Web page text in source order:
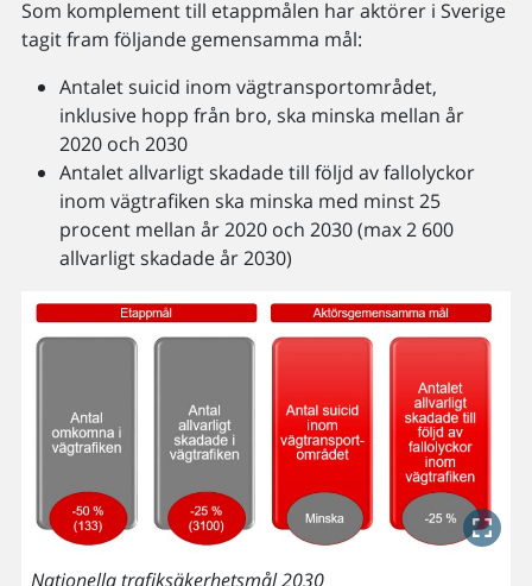
Som komplement till etappmålen har aktörer i Sverige
tagit fram följande gemensamma mål:
Antalet suicid inom vägtransportområdet,
inklusive hopp från bro, ska minska mellan år
2020 och 2030
Antalet allvarligt skadade till följd av fallolyckor
inom vägtrafiken ska minska med minst 25
procent mellan år 2020 och 2030 (max 2 600
allvarligt skadade år 2030)
Nationella trafiksäkerhetsmål 2030